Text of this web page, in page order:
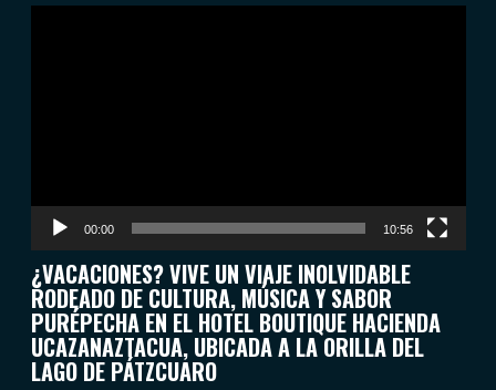
00:00 10:56
¿VACACIONES? VIVE UN VIAJE INOLVIDABLE
RODEADO DE CULTURA, MÚSICA Y SABOR
PURÉPECHA EN EL HOTEL BOUTIQUE HACIENDA
UCAZANAZTACUA, UBICADA A LA ORILLA DEL
LAGO DE PÁTZCUARO